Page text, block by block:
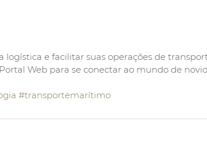
logística e facilitar suas operações de
Web para se conectar ao mundo de
#transportemarítimo